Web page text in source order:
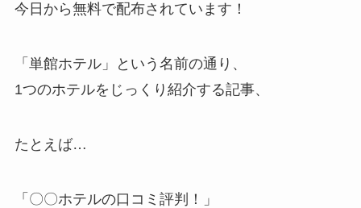
今日から無料で配布されています！
「単館ホテル」という名前の通り、
1つのホテルをじっくり紹介する記事、
たとえば…
「〇〇ホテルの口コミ評判！」